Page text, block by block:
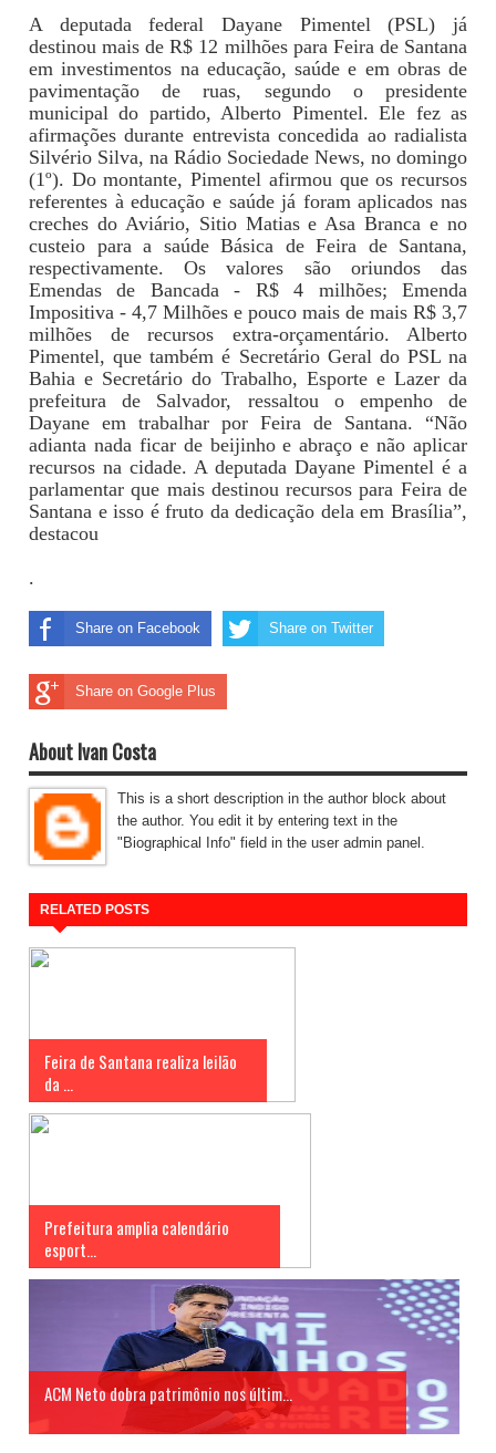
A deputada federal Dayane Pimentel (PSL) já
destinou mais de R$ 12 milhões para Feira de Santana
em investimentos na educação, saúde e em obras de
pavimentação de ruas, segundo o presidente
municipal do partido, Alberto Pimentel. Ele fez as
afirmações durante entrevista concedida ao radialista
Silvério Silva, na Rádio Sociedade News, no domingo
(1º). Do montante, Pimentel afirmou que os recursos
referentes à educação e saúde já foram aplicados nas
creches do Aviário, Sitio Matias e Asa Branca e no
custeio para a saúde Básica de Feira de Santana,
respectivamente. Os valores são oriundos das
Emendas de Bancada - R$ 4 milhões; Emenda
Impositiva - 4,7 Milhões e pouco mais de mais R$ 3,7
milhões de recursos extra-orçamentário. Alberto
Pimentel, que também é Secretário Geral do PSL na
Bahia e Secretário do Trabalho, Esporte e Lazer da
prefeitura de Salvador, ressaltou o empenho de
Dayane em trabalhar por Feira de Santana. “Não
adianta nada ficar de beijinho e abraço e não aplicar
recursos na cidade. A deputada Dayane Pimentel é a
parlamentar que mais destinou recursos para Feira de
Santana e isso é fruto da dedicação dela em Brasília”,
destacou
.
Share on Facebook Share on Twitter
Share on Google Plus
About Ivan Costa
This is a short description in the author block about
the author. You edit it by entering text in the
"Biographical Info" field in the user admin panel.
RELATED POSTS
Feira de Santana realiza leilão
da ...
Prefeitura amplia calendário
esport...
ACM Neto dobra patrimônio nos últim...